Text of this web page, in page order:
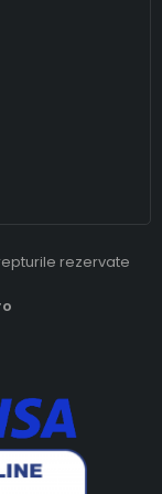
rezervate